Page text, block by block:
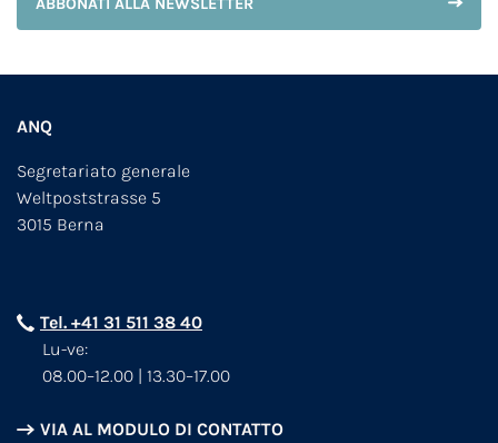
ABBONATI ALLA NEWSLETTER
ANQ
Segretariato generale
Weltpoststrasse 5
3015 Berna
Tel. +41 31 511 38 40
Lu-ve:
08.00–12.00 | 13.30–17.00
VIA AL MODULO DI CONTATTO